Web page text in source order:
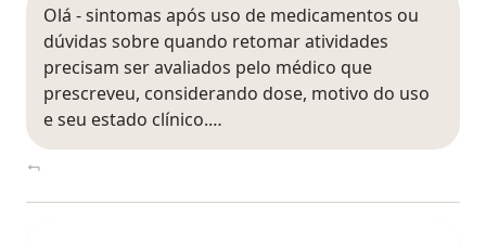
Olá - sintomas após uso de medicamentos ou
dúvidas sobre quando retomar atividades
precisam ser avaliados pelo médico que
prescreveu, considerando dose, motivo do uso
e seu estado clínico.…